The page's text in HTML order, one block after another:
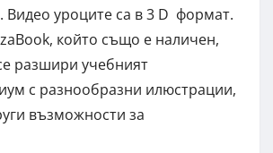
Видео уроците са в 3 D формат.
който също е наличен,
разшири учебният
с разнообразни илюстрации,
възможности за